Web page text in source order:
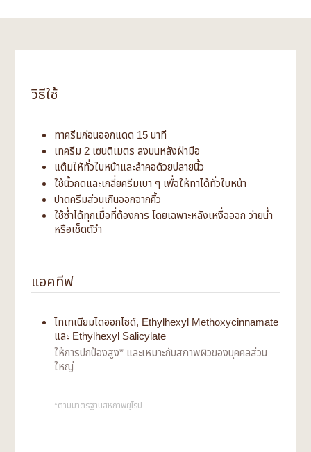
วิธีใช้
ทาครีมก่อนออกแดด 15 นาที
เทครีม 2 เซนติเมตร ลงบนหลังฝ่ามือ
แต้มให้ทั่วใบหน้าและลำคอด้วยปลายนิ้ว
ใช้นิ้วกดและเกลี่ยครีมเบา ๆ เพื่อให้ทาได้ทั่วใบหน้า
ปาดครีมส่วนเกินออกจากคิ้ว
ใช้ซ้ำได้ทุกเมื่อที่ต้องการ โดยเฉพาะหลังเหงื่อออก ว่ายน้ำ
หรือเช็ดตัวำ
แอคทีฟ
ไทเทเนียมไดออกไซด์, Ethylhexyl Methoxycinnamate
และ Ethylhexyl Salicylate
ให้การปกป้องสูง* และเหมาะกับสภาพผิวของบุคคลส่วน
ใหญ่
*ตามมาตรฐานสหภาพยุโรป